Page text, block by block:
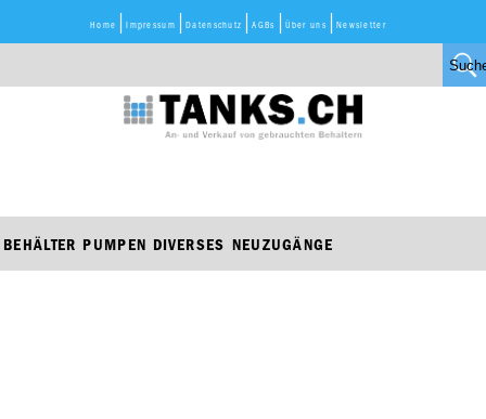
Home Impressum Datenschutz AGBs Über uns Newsletter
BEHÄLTER PUMPEN DIVERSES NEUZUGÄNGE